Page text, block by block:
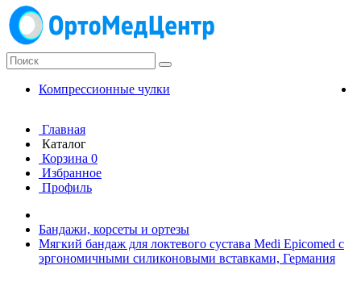
Компрессионные чулки
Главная
Каталог
Корзина 0
Избранное
Профиль
Бандажи, корсеты и ортезы
Мягкий бандаж для локтевого сустава Medi Epicomed с
эргономичными силиконовыми вставками, Германия